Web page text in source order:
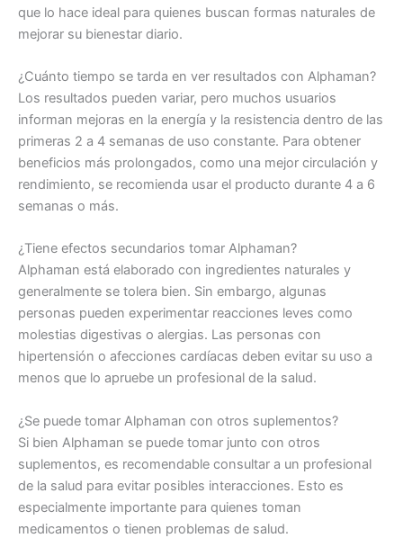
que lo hace ideal para quienes buscan formas naturales de
mejorar su bienestar diario.
¿Cuánto tiempo se tarda en ver resultados con Alphaman?
Los resultados pueden variar, pero muchos usuarios
informan mejoras en la energía y la resistencia dentro de las
primeras 2 a 4 semanas de uso constante. Para obtener
beneficios más prolongados, como una mejor circulación y
rendimiento, se recomienda usar el producto durante 4 a 6
semanas o más.
¿Tiene efectos secundarios tomar Alphaman?
Alphaman está elaborado con ingredientes naturales y
generalmente se tolera bien. Sin embargo, algunas
personas pueden experimentar reacciones leves como
molestias digestivas o alergias. Las personas con
hipertensión o afecciones cardíacas deben evitar su uso a
menos que lo apruebe un profesional de la salud.
¿Se puede tomar Alphaman con otros suplementos?
Si bien Alphaman se puede tomar junto con otros
suplementos, es recomendable consultar a un profesional
de la salud para evitar posibles interacciones. Esto es
especialmente importante para quienes toman
medicamentos o tienen problemas de salud.